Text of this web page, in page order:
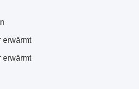
erwärmt
erwärmt